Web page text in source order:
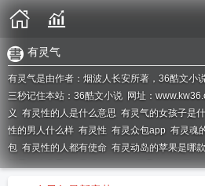
有灵气
有灵气是由作者：烟波人长安所著，36酷文小
三秒记住本站：36酷文小说 网址：
义 有灵性的人是什么意思 有灵气的女孩子是
性的男人什么样 有灵性 有灵众包app 有灵魂
包 有灵性的人都有使命 有灵动岛的苹果是哪款
气是什么意思有灵活就业社保还需交农村医
有灵性的动物都有哪些